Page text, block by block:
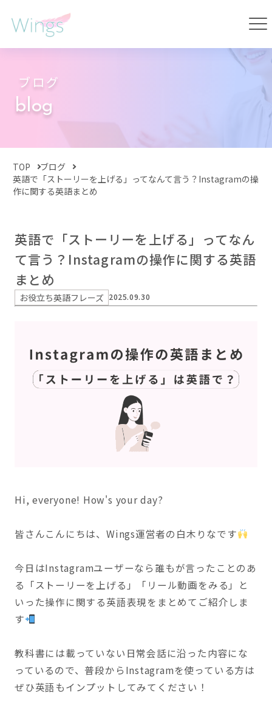
ブログ
blog
TOP
ブログ
英語で「ストーリーを上げる」ってなんて言う？Instagramの操
作に関する英語まとめ
英語で「ストーリーを上げる」ってなん
て言う？Instagramの操作に関する英語
まとめ
お役立ち英語フレーズ 2025.09.30
Hi, everyone! How's your day?
皆さんこんにちは、Wings運営者の白木りなです
今日はInstagramユーザーなら誰もが言ったことのあ
る「ストーリーを上げる」「リール動画をみる」と
いった操作に関する英語表現をまとめてご紹介しま
す
教科書には載っていない日常会話に沿った内容にな
っているので、普段からInstagramを使っている方は
ぜひ英語もインプットしてみてください！